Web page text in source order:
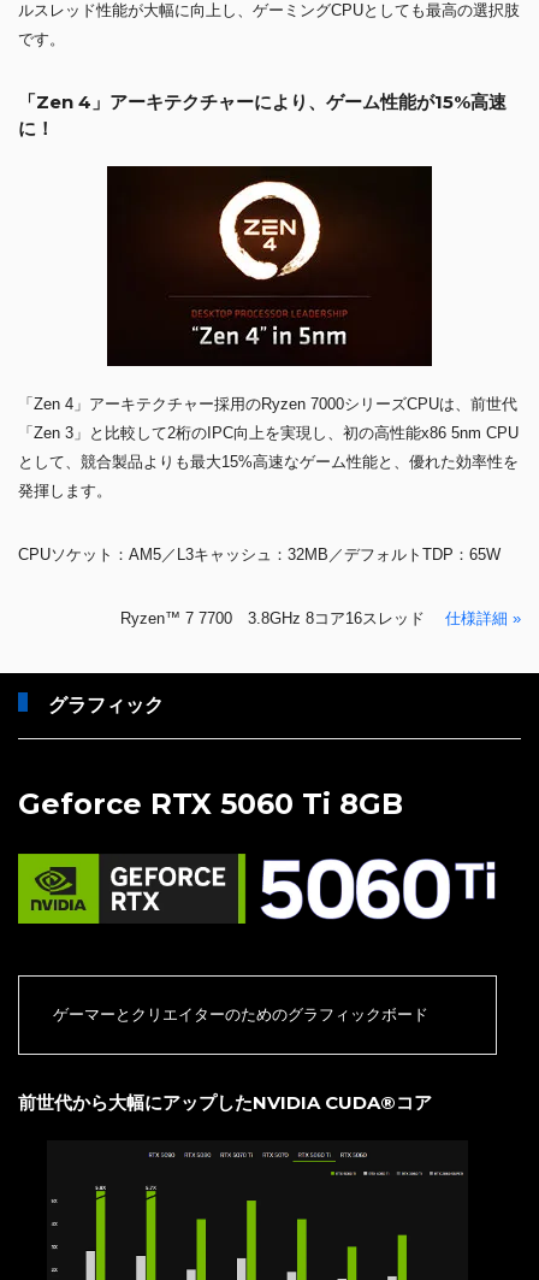
ルスレッド性能が大幅に向上し、ゲーミングCPUとしても最高の選択肢
です。
「Zen 4」アーキテクチャーにより、ゲーム性能が15%高速
に！
「Zen 4」アーキテクチャー採用のRyzen 7000シリーズCPUは、前世代
「Zen 3」と比較して2桁のIPC向上を実現し、初の高性能x86 5nm CPU
として、競合製品よりも最大15%高速なゲーム性能と、優れた効率性を
発揮します。
CPUソケット：AM5／L3キャッシュ：32MB／デフォルトTDP：65W
Ryzen™ 7 7700 3.8GHz 8コア16スレッド 仕様詳細 »
グラフィック
Geforce RTX 5060 Ti 8GB
ゲーマーとクリエイターのためのグラフィックボード
前世代から大幅にアップしたNVIDIA CUDA®コア